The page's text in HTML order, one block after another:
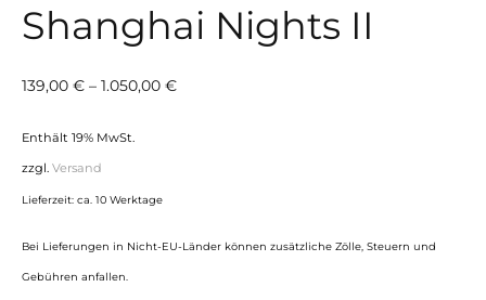
Shanghai Nights II
139,00 € – 1.050,00 €Preisspanne:
Enthält 19% MwSt.
zzgl. Versand
Lieferzeit: ca. 10 Werktage
Bei Lieferungen in Nicht-EU-Länder können zusätzliche Zölle, Steuern und
Gebühren anfallen.